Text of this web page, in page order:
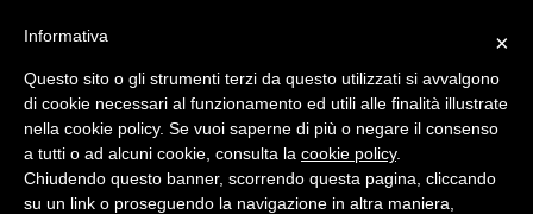
Quotidiano d'informazione distribuito in Molise con
×
Informativa
Questo sito o gli strumenti terzi da questo utilizzati si avvalgono
di cookie necessari al funzionamento ed utili alle finalità illustrate
nella cookie policy. Se vuoi saperne di più o negare il consenso
a tutti o ad alcuni cookie, consulta la cookie policy.
Chiudendo questo banner, scorrendo questa pagina, cliccando
su un link o proseguendo la navigazione in altra maniera,